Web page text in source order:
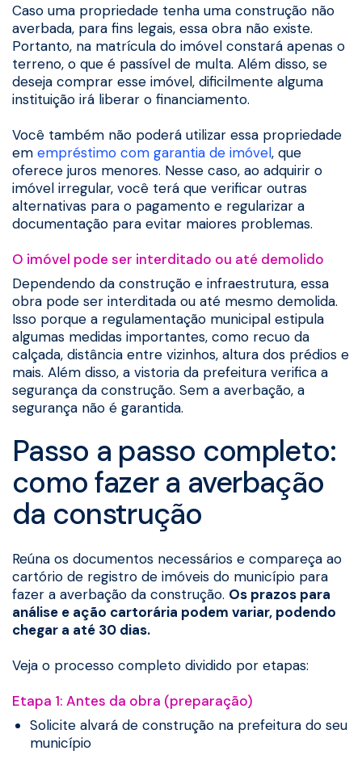
Caso uma propriedade tenha uma construção não
averbada, para fins legais, essa obra não existe.
Portanto, na matrícula do imóvel constará apenas o
terreno, o que é passível de multa. Além disso, se
deseja comprar esse imóvel, dificilmente alguma
instituição irá liberar o financiamento.
Você também não poderá utilizar essa propriedade
em empréstimo com garantia de imóvel, que
oferece juros menores. Nesse caso, ao adquirir o
imóvel irregular, você terá que verificar outras
alternativas para o pagamento e regularizar a
documentação para evitar maiores problemas.
O imóvel pode ser interditado ou até demolido
Dependendo da construção e infraestrutura, essa
obra pode ser interditada ou até mesmo demolida.
Isso porque a regulamentação municipal estipula
algumas medidas importantes, como recuo da
calçada, distância entre vizinhos, altura dos prédios e
mais. Além disso, a vistoria da prefeitura verifica a
segurança da construção. Sem a averbação, a
segurança não é garantida.
Passo a passo completo:
como fazer a averbação
da construção
Reúna os documentos necessários e compareça ao
cartório de registro de imóveis do município para
fazer a averbação da construção. Os prazos para
análise e ação cartorária podem variar, podendo
chegar a até 30 dias.
Veja o processo completo dividido por etapas:
Etapa 1: Antes da obra (preparação)
Solicite alvará de construção na prefeitura do seu
município